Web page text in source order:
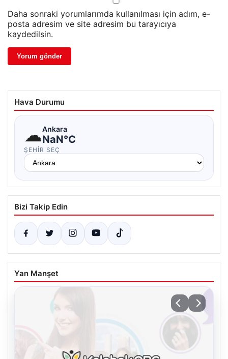
Daha sonraki yorumlarımda kullanılması için adım, e-
posta adresim ve site adresim bu tarayıcıya
kaydedilsin.
Hava Durumu
☁Ankara
NaN°C
ŞEHIR SEÇ
Bizi Takip Edin
Yan Manşet